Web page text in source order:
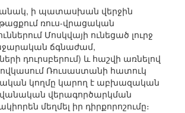
ի պատասխան վերջին
ռուս-վրացական
Մոսկվայի ունեցած լուրջ
ճգնաժամ,
դուրսբերում) և հաշվի առնելով
Ռուսաստանի հատուկ
կողմը կարող է աբխազական
վերագործարկման
մեղմել իր դիրքորոշումը։